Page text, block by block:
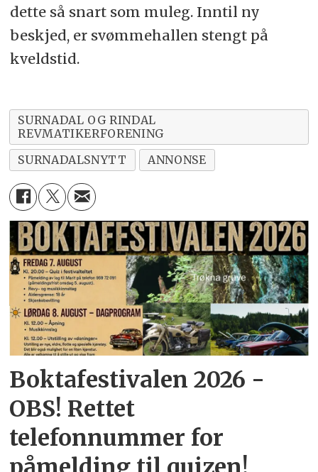
dette så snart som muleg. Inntil ny
beskjed, er svømmehallen stengt på
kveldstid.
SURNADAL OG RINDAL
REVMATIKERFORENING
SURNADALSNYTT
ANNONSE
Boktafestivalen 2026 -
OBS! Rettet
telefonnummer for